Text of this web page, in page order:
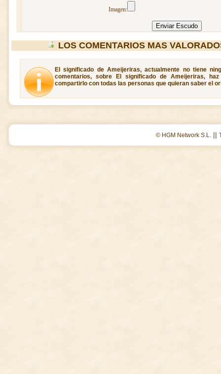
Imagen:
LOS COMENTARIOS MAS
El significado de Ameijeriras, actualmente no tiene
comentarios, sobre El significado de Ameijeriras,
compartirlo con todas las personas que quieran saber el
© HGM Network S.L. ||